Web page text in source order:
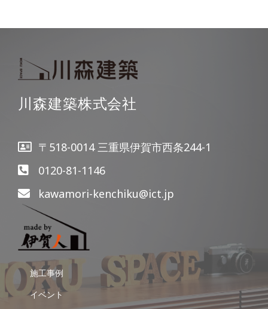
川森建築株式会社
〒518-0014 三重県伊賀市西条244-1
0120-81-1146
kawamori-kenchiku@ict.jp
施工事例
イベント